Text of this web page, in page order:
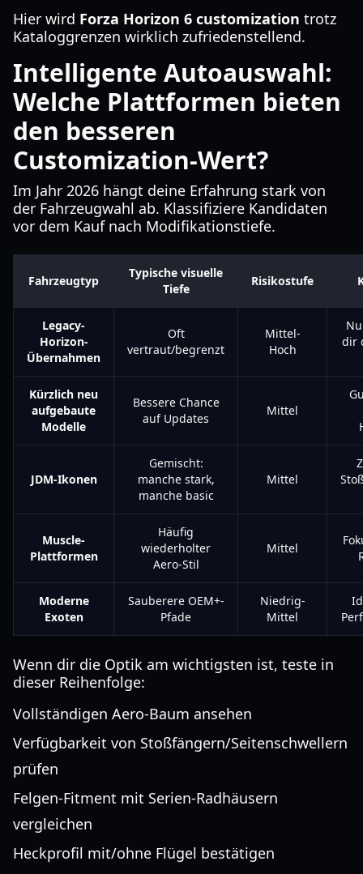
Hier wird Forza Horizon 6 customization trotz
Kataloggrenzen wirklich zufriedenstellend.
Intelligente Autoauswahl:
Welche Plattformen bieten
den besseren
Customization-Wert?
Im Jahr 2026 hängt deine Erfahrung stark von
der Fahrzeugwahl ab. Klassifiziere Kandidaten
vor dem Kauf nach Modifikationstiefe.
Fahrzeugtyp
Typische visuelle
Tiefe
Risikostufe
Legacy-
Horizon-
Übernahmen
Oft
vertraut/begrenzt
Mittel-
Hoch
dir
Kürzlich neu
aufgebaute
Modelle
Bessere Chance
auf Updates
Mittel
JDM-Ikonen
Gemischt:
manche stark,
manche basic
Mittel
Muscle-
Plattformen
Häufig
wiederholter
Aero-Stil
Mittel
Moderne
Exoten
Sauberere OEM+-
Pfade
Niedrig-
Mittel
Wenn dir die Optik am wichtigsten ist, teste in
dieser Reihenfolge:
Vollständigen Aero-Baum ansehen
Verfügbarkeit von Stoßfängern/Seitenschwellern
prüfen
Felgen-Fitment mit Serien-Radhäusern
vergleichen
Heckprofil mit/ohne Flügel bestätigen